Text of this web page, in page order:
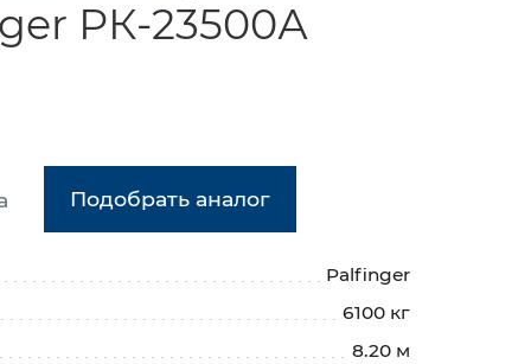
РК-23500А
Подобрать аналог
Palfinger
6100 кг
8.20 м